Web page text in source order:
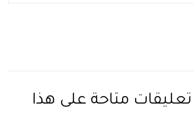
متاحة على هذا